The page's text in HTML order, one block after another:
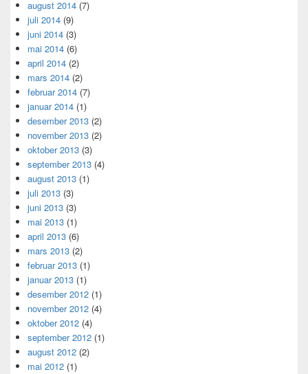
august 2014 (7)
juli 2014 (9)
juni 2014 (3)
mai 2014 (6)
april 2014 (2)
mars 2014 (2)
februar 2014 (7)
januar 2014 (1)
desember 2013 (2)
november 2013 (2)
oktober 2013 (3)
september 2013 (4)
august 2013 (1)
juli 2013 (3)
juni 2013 (3)
mai 2013 (1)
april 2013 (6)
mars 2013 (2)
februar 2013 (1)
januar 2013 (1)
desember 2012 (1)
november 2012 (4)
oktober 2012 (4)
september 2012 (1)
august 2012 (2)
mai 2012 (1)